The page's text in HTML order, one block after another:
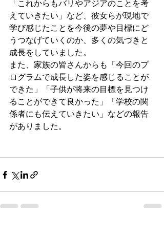
「これからもバリやアジアのことを考
えていきたい」など、彼女らが現地で
学び感じたことを今後の夢や目標にど
うつなげていくのか、多くの気づきと
成長をしていました。
また、家族の皆さんからも「今回のプ
ログラムで成長した姿を感じることが
できた」「子供が将来の目標を見つけ
ることができて良かった」「学校の関
係者にも伝えていきたい」などの報告
がありました。